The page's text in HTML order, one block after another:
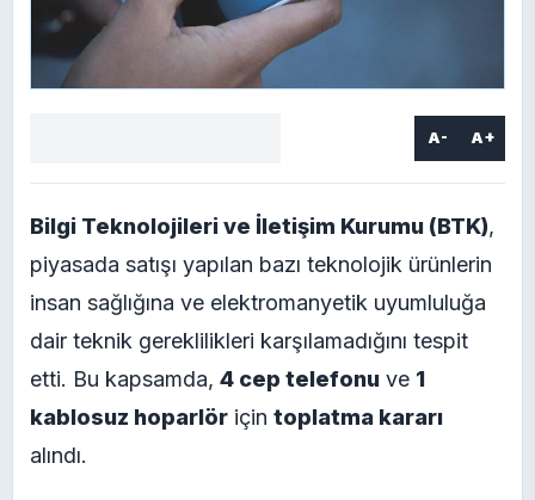
A- A+
Bilgi Teknolojileri ve İletişim Kurumu (BTK),
piyasada satışı yapılan bazı teknolojik ürünlerin
insan sağlığına ve elektromanyetik uyumluluğa
dair teknik gereklilikleri karşılamadığını tespit
etti. Bu kapsamda, 4 cep telefonu ve 1
kablosuz hoparlör için toplatma kararı
alındı.